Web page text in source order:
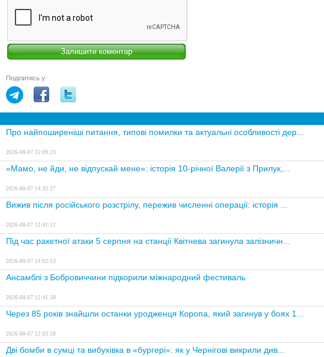
Поділитись у:
Про найпоширеніші питання, типові помилки та актуальні особливості дер...
2026-08-07 15:09:23
«Мамо, не йди, не відпускай мене»: історія 10-річної Валерії з Прилук,...
2026-08-07 14:32:27
Вижив після російського розстрілу, пережив численні операції: історія ...
2026-08-07 13:41:12
Під час ракетної атаки 5 серпня на станції Квітнева загинула залізничн...
2026-08-07 13:02:53
Ансамблі з Бобровиччини підкорили міжнародний фестиваль
2026-08-07 12:41:58
Через 85 років знайшли останки уродженця Коропа, який загинув у боях 1...
2026-08-07 12:03:58
Дві бомби в сумці та вибухівка в «бургері»: як у Чернігові викрили див...